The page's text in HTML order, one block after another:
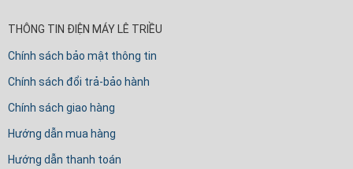
THÔNG TIN ĐIỆN MÁY LÊ TRIỀU
Chính sách bảo mật thông tin
Chính sách đổi trả-bảo hành
Chính sách giao hàng
Hướng dẫn mua hàng
Hướng dẫn thanh toán